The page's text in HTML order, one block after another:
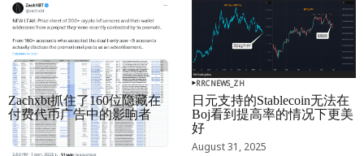
RRCNEWS_ZH
Zachxbt抓住了160位隐藏在
付费代币广告中的影响者
September 01, 2025
RRCNEWS_ZH
日元支持的Stablecoin无法在
Boj看到提高率的情况下更美
好
August 31, 2025